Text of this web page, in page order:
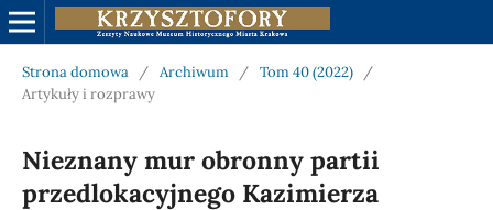
Strona domowa / Archiwum / Tom 40 (2022)
/
Artykuły i rozprawy
Nieznany mur obronny partii
przedlokacyjnego Kazimierza